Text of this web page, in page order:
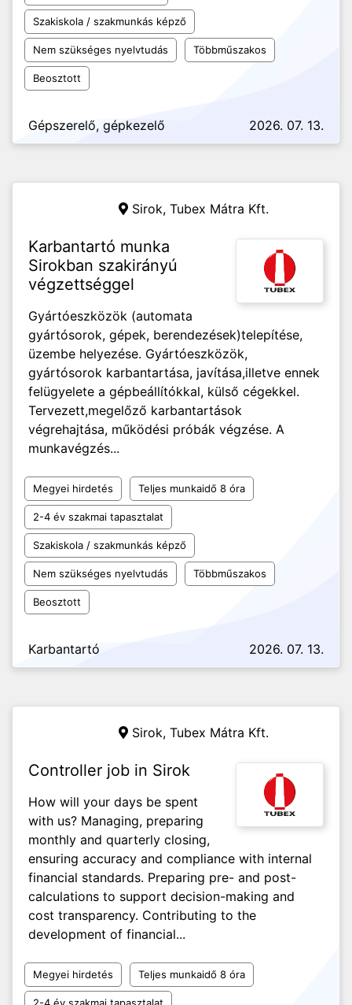
Szakiskola / szakmunkás képző
Nem szükséges nyelvtudás Többműszakos
Beosztott
Gépszerelő, gépkezelő 2026. 07. 13.
Sirok, Tubex Mátra Kft.
Karbantartó munka
Sirokban szakirányú
végzettséggel
Gyártóeszközök (automata
gyártósorok, gépek, berendezések)telepítése,
üzembe helyezése. Gyártóeszközök,
gyártósorok karbantartása, javítása,illetve ennek
felügyelete a gépbeállítókkal, külső cégekkel.
Tervezett,megelőző karbantartások
végrehajtása, működési próbák végzése. A
munkavégzés...
Megyei hirdetés Teljes munkaidő 8 óra
2-4 év szakmai tapasztalat
Szakiskola / szakmunkás képző
Nem szükséges nyelvtudás Többműszakos
Beosztott
Karbantartó 2026. 07. 13.
Sirok, Tubex Mátra Kft.
Controller job in Sirok
How will your days be spent
with us? Managing, preparing
monthly and quarterly closing,
ensuring accuracy and compliance with internal
financial standards. Preparing pre- and post-
calculations to support decision-making and
cost transparency. Contributing to the
development of financial...
Megyei hirdetés Teljes munkaidő 8 óra